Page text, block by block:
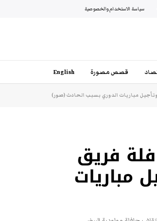
سياسة الاستخدام والخصوصية
قصص مصورة English
مباريات الدوري بسبب الحادث (صور)
فريق
مباريات